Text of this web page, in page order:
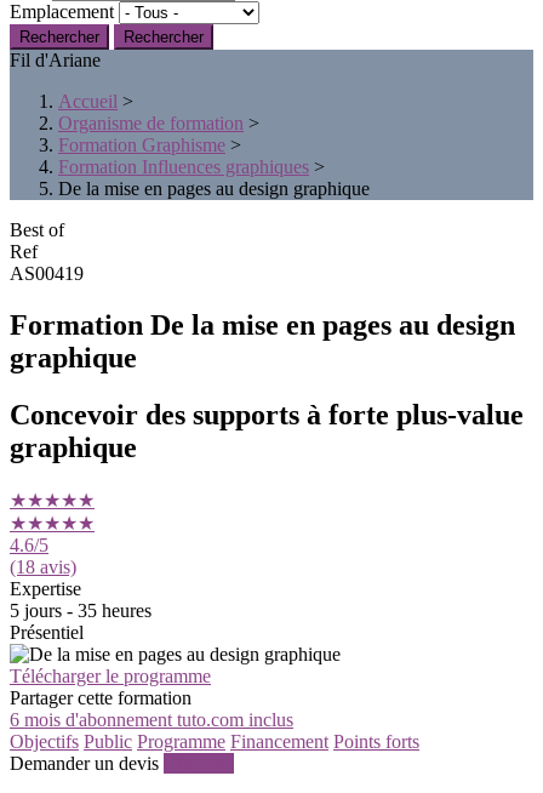
Emplacement
Rechercher
Fil d'Ariane
Accueil >
Organisme de formation >
Formation Graphisme >
Formation Influences graphiques >
De la mise en pages au design graphique
Best of
Ref
AS00419
Formation De la mise en pages au design
graphique
Concevoir des supports à forte plus-value
graphique
★★★★★
★★★★★
4.6/5
(18 avis)
Expertise
5 jours - 35 heures
Présentiel
Télécharger le programme
Partager cette formation
6 mois d'abonnement tuto.com inclus
Objectifs Public Programme Financement Points forts
Demander un devis